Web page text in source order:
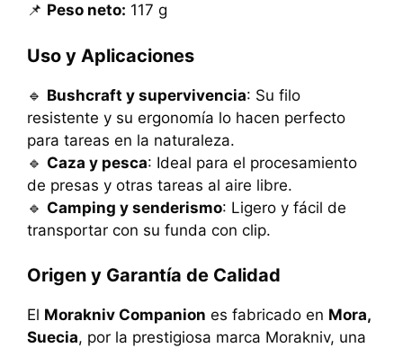
📌 Peso neto: 117 g
Uso y Aplicaciones
🔹 Bushcraft y supervivencia: Su filo
resistente y su ergonomía lo hacen perfecto
para tareas en la naturaleza.
🔹 Caza y pesca: Ideal para el procesamiento
de presas y otras tareas al aire libre.
🔹 Camping y senderismo: Ligero y fácil de
transportar con su funda con clip.
Origen y Garantía de Calidad
El Morakniv Companion es fabricado en Mora,
Suecia, por la prestigiosa marca Morakniv, una